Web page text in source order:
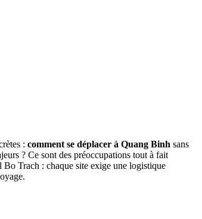
: comment se déplacer à Quang Binh‎ sans‎
? Ce sont‎ des préoccupations tout à fait‎
Trach : chaque site‎ exige une logistique